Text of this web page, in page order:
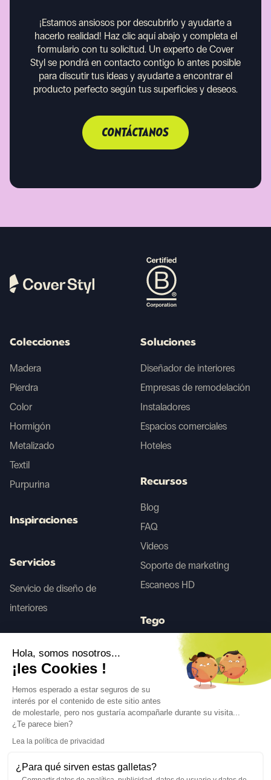
¡Estamos ansiosos por descubrirlo y ayudarte a
hacerlo realidad! Haz clic aquí abajo y completa el
formulario con tu solicitud. Un experto de Cover
Styl se pondrá en contacto contigo lo antes posible
para discutir tus ideas y ayudarte a encontrar el
producto perfecto según tus superficies y deseos.
CONTÁCTANOS
Síguenos
Colecciones
Madera
Pierdra
Color
Hormigón
Metalizado
Textil
Purpurina
Inspiraciones
Servicios
Servicio de diseño de
interiores
Soluciones
Diseñador de interiores
Empresas de remodelación
Instaladores
Espacios comerciales
Hoteles
Recursos
Blog
FAQ
Videos
Soporte de marketing
Escaneos HD
Tego
Antes/Después IA
Hola, somos nosotros...
¡les Cookies !
Hemos esperado a estar seguros de su
interés por el contenido de este sitio antes
de molestarle, pero nos gustaría acompañarle durante su visita...
¿Te parece bien?
Lea la política de privacidad
¿Para qué sirven estas galletas?